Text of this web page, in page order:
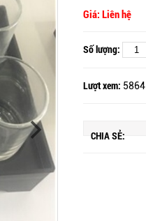
Giá: Liên hệ
Số lượng:
Lượt xem: 5864
CHIA SẺ: